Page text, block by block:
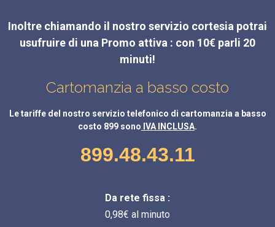
Inoltre chiamando il nostro servizio cortesia potrai
usufruire di una Promo attiva : con 10€ parli 20
minuti!
Cartomanzia a basso costo
Le tariffe del nostro servizio telefonico di cartomanzia a basso
costo 899 sono IVA INCLUSA.
899.48.43.11
Da rete fissa :
0,98€ al minuto